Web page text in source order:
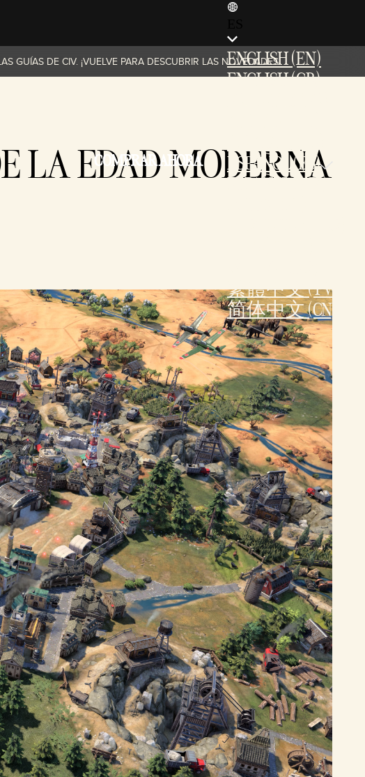
COMPRAR AHORA
ENGLISH (EN)
ENGLISH (GB)
ESPAÑOL (ES)
ESPAÑOL (MX)
繁體中文 (TW)
简体中文 (CN)
GUÍAS DE CIV. ¡VUELVE PARA DESCUBRIR LAS NOVEDADES!
LA EDAD MODERNA